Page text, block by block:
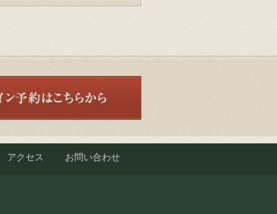
アクセス お問い合わせ